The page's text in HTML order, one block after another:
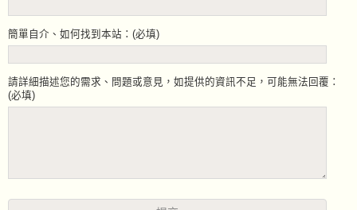
簡單自介、如何找到本站：(必填)
請詳細描述您的需求、問題或意見，如提供的資訊不足，可能無法回覆：
(必填)